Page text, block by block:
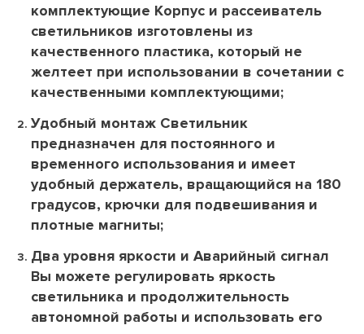
комплектующие Корпус и рассеиватель
светильников изготовлены из
качественного пластика, который не
желтеет при использовании в сочетании с
качественными комплектующими;
Удобный монтаж Светильник
предназначен для постоянного и
временного использования и имеет
удобный держатель, вращающийся на 180
градусов, крючки для подвешивания и
плотные магниты;
Два уровня яркости и Аварийный сигнал
Вы можете регулировать яркость
светильника и продолжительность
автономной работы и использовать его